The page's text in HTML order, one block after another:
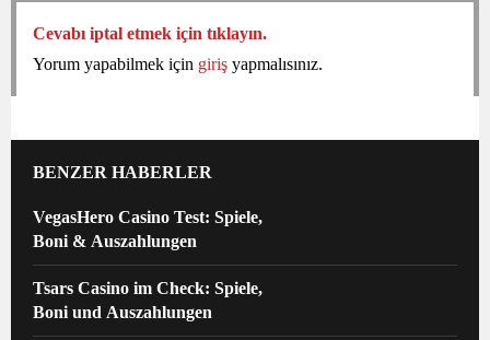
Cevabı iptal etmek için tıklayın.
Yorum yapabilmek için giriş yapmalısınız.
BENZER HABERLER
VegasHero Casino Test: Spiele,
Boni & Auszahlungen
Tsars Casino im Check: Spiele,
Boni und Auszahlungen